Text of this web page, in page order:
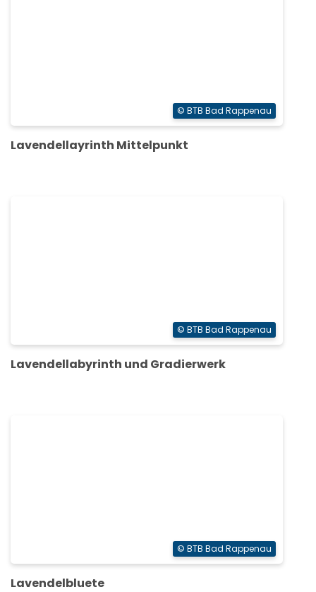
© BTB Bad Rappenau
Lavendellayrinth Mittelpunkt
© BTB Bad Rappenau
Lavendellabyrinth und Gradierwerk
© BTB Bad Rappenau
Lavendelbluete